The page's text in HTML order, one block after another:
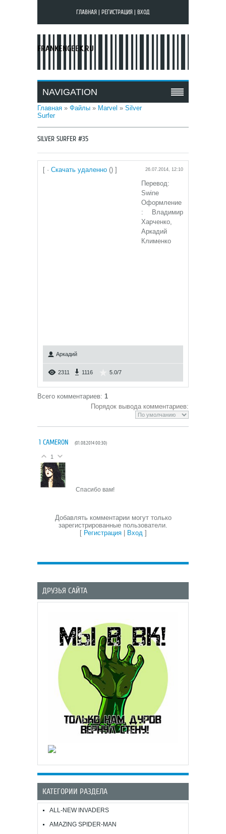
ГЛАВНАЯ РЕГИСТРАЦИЯ ВХОД
FRANKENGEEK.RU
NAVIGATION
Главная » Файлы » Marvel » Silver
Surfer
SILVER SURFER #35
[ · Скачать удаленно () ] 26.07.2014, 12:10
Перевод:
Swine
Оформление
: Владимир
Харченко,
Аркадий
Клименко
Аркадий
2311 1116 5.0/7
Всего комментариев: 1
Порядок вывода комментариев:
1 CAMERON (01.08.2014 00:30)
1
Спасибо вам!
Добавлять комментарии могут только
зарегистрированные пользователи.
[ Регистрация| Вход]
ДРУЗЬЯ САЙТА
КАТЕГОРИИ РАЗДЕЛА
ALL-NEW INVADERS
AMAZING SPIDER-MAN